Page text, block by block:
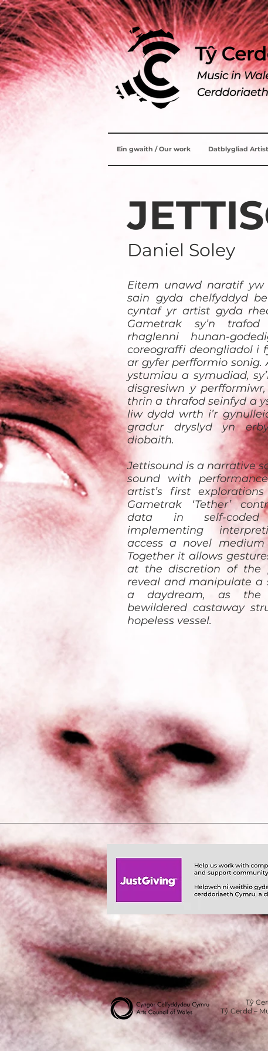
Ein gwaith / Our work Datblygliad
Daniel Soley
Eitem unawd naratif yw
sain gyda chelfyddyd
cyntaf yr artist gyda
Gametrak sy’n
rhaglenni hunan-
coreograffi deongliadol i
ar gyfer perfformio sonig.
ystumiau a symudiad,
disgresiwn y
thrin a thrafod seinfyd a
liw dydd wrth i’r
gradur dryslyd yn
diobaith.
Jettisound is a narrative
sound with
artist’s first
Gametrak ‘Tether’
data in self-coded
implementing
access a novel
Together it allows
at the discretion of the
reveal and manipulate a
a daydream, as the
bewildered castaway
hopeless vessel.
Tŷ
Tŷ Cerdd –